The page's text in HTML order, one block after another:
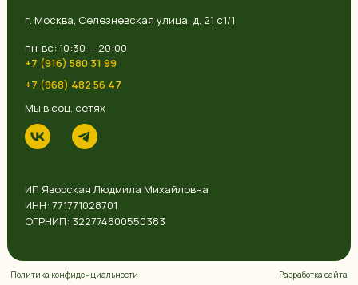
г. Москва, Селезневская улица, д. 21 с1/1
пн-вс: 10:30 — 20:00
+7 (916) 580 31 99
+7 (968) 482 56 47
ИП Яворская Людмила Михайловна
ИНН: 771771028701
ОГРНИП: 322774600550383
Мы в соц. сетях
Политика конфиденциальности Разработка сайта